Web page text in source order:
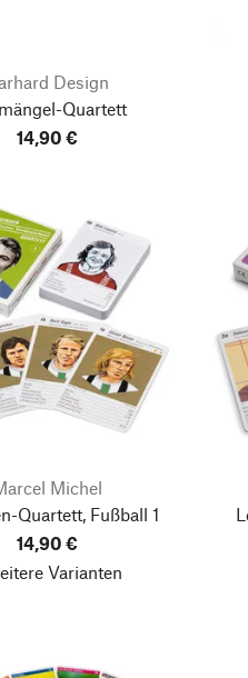
Design
Quartett
14,90 €
Michel
Quartett, Fußball 1
14,90 €
Varianten